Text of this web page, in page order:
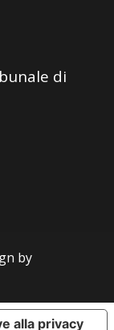
di
by
alla privacy